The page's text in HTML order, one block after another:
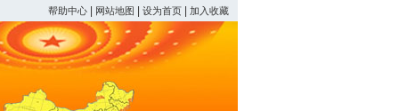
帮助中心 网站地图 设为首页 加入收藏